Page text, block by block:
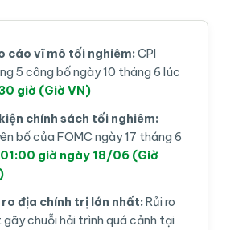
cáo vĩ mô tối nghiêm:CPI
5 công bố ngày 10 tháng 6 lúc
giờ (Giờ VN)
chính sách tối nghiêm:
bố của FOMC ngày 17 tháng 6
01:00 giờ ngày 18/06 (Giờ
ro địa chính trị lớn nhất:Rủi ro
chuỗi hải trình quá cảnh tại